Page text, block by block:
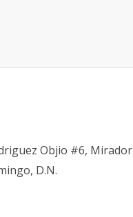
Objio #6, Mirador
D.N.